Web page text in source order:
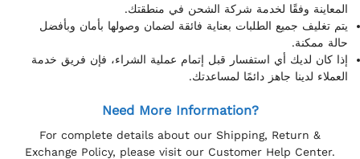
المعاينة وفقًا لخدمة شركة الشحن في منطقتك.
يتم تغليف جميع الطلبات بعناية فائقة لضمان وصولها بأمان وبأفضل
حالة ممكنة.
إذا كان لديك أي استفسار قبل إتمام عملية الشراء، فإن فريق خدمة
العملاء لدينا جاهز دائمًا لمساعدتك.
Need More Information?
For complete details about our Shipping, Return &
Exchange Policy, please visit our Customer Help Center.